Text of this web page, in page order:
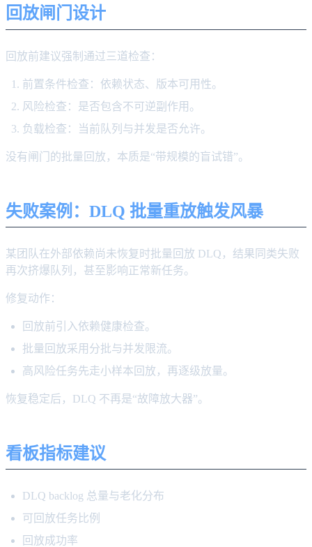
回放闸门设计
回放前建议强制通过三道检查：
前置条件检查：依赖状态、版本可用性。
风险检查：是否包含不可逆副作用。
负载检查：当前队列与并发是否允许。
没有闸门的批量回放，本质是“带规模的盲试错”。
失败案例：DLQ 批量重放触发风暴
某团队在外部依赖尚未恢复时批量回放 DLQ，结果同类失败
再次挤爆队列，甚至影响正常新任务。
修复动作：
回放前引入依赖健康检查。
批量回放采用分批与并发限流。
高风险任务先走小样本回放，再逐级放量。
恢复稳定后，DLQ 不再是“故障放大器”。
看板指标建议
DLQ backlog 总量与老化分布
可回放任务比例
回放成功率